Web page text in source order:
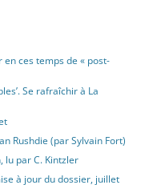
de
littérature, histoire
François Rastier
y voit réapparaître le
sous la forme de
et de la hiérarchie
ces temps de « post-
Se rafraîchir à La
Rushdie (par Sylvain Fort)
lu par C. Kintzler
à jour du dossier, juillet